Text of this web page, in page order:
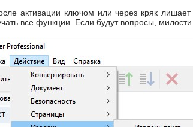
активации ключом или через кряк
все функции. Если будут вопросы,